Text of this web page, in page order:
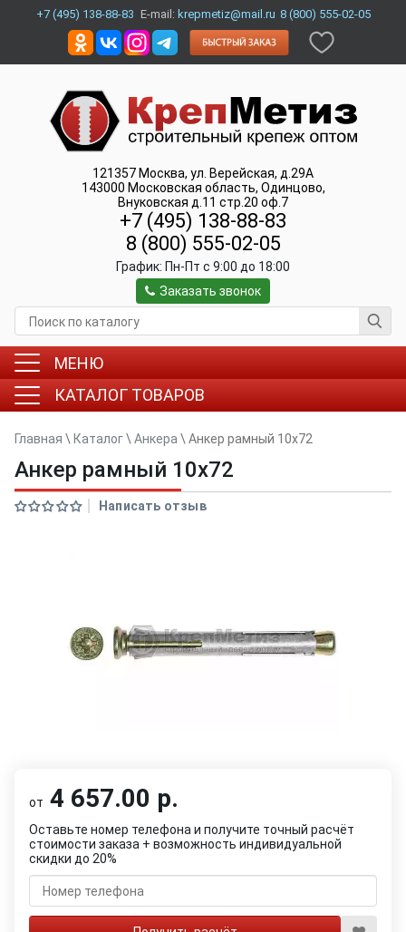
+7 (495) 138-88-83 E-mail: krepmetiz@mail.ru 8 (800) 555-02-05
121357 Москва, ул. Верейская, д.29А
143000 Московская область, Одинцово,
Внуковская д.11 стр.20 оф.7
+7 (495) 138-88-83
8 (800) 555-02-05
График: Пн-Пт c 9:00 до 18:00
Заказать звонок
МЕНЮ
КАТАЛОГ ТОВАРОВ
Главная \ Каталог\ Анкера \ Анкер рамный 10x72
Анкер рамный 10x72
Написать отзыв
от 4 657.00 р.
Оставьте номер телефона и получите точный расчёт
стоимости заказа + возможность индивидуальной
скидки до 20%